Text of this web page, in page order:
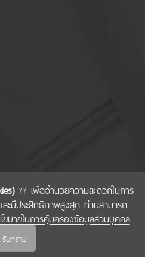
?? เพื่ออำนวยความสะดวกในการ
ละมีประสิทธิภาพสูงสุด ท่านสามารถ
ยบายในการคุ้มครองข้อมูลส่วนบุคคล
รับทราบ
มการส่งเสริมวิทยาศาสตร์ วิจัยและนวัตกรรม
(สกสว.)
มครองข้อมูลส่วนบุคคล